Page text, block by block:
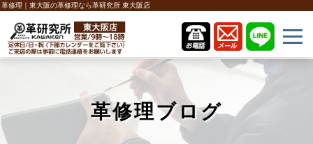
革修理｜東大阪の革修理なら革研究所 東大阪店
革修理ブログ